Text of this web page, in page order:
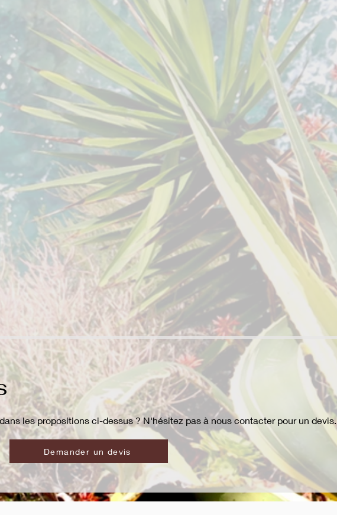
les propositions ci-dessus ? N'hésitez pas à nous contacter pour un devis.
Demander un devis